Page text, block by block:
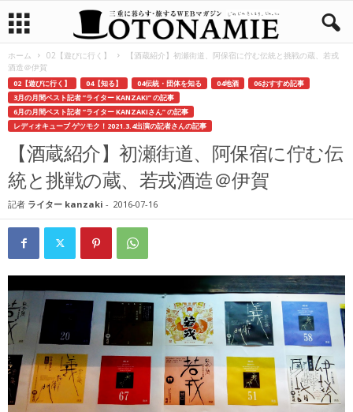
ホーム 02【遊びに行く】
【酒蔵紹介】初瀬街道、阿保宿に佇む伝統と挑戦の蔵、若戎
酒造＠伊賀
02【遊びに行く】 04【知る】 04伝統・団体を知る 04地酒
06おすすめ記事
3月の月間ベスト記者 ”ライター KANZAKI” の記事
6月の月間ベスト記者 ”ライター KANZAKIさん” の記事
レディオキューブ ゲツモク！2021.3.4出演の記者さんの記事
【酒蔵紹介】初瀬街道、阿保宿に佇む伝
統と挑戦の蔵、若戎酒造＠伊賀
記者 ライター kanzaki - 2016-07-16